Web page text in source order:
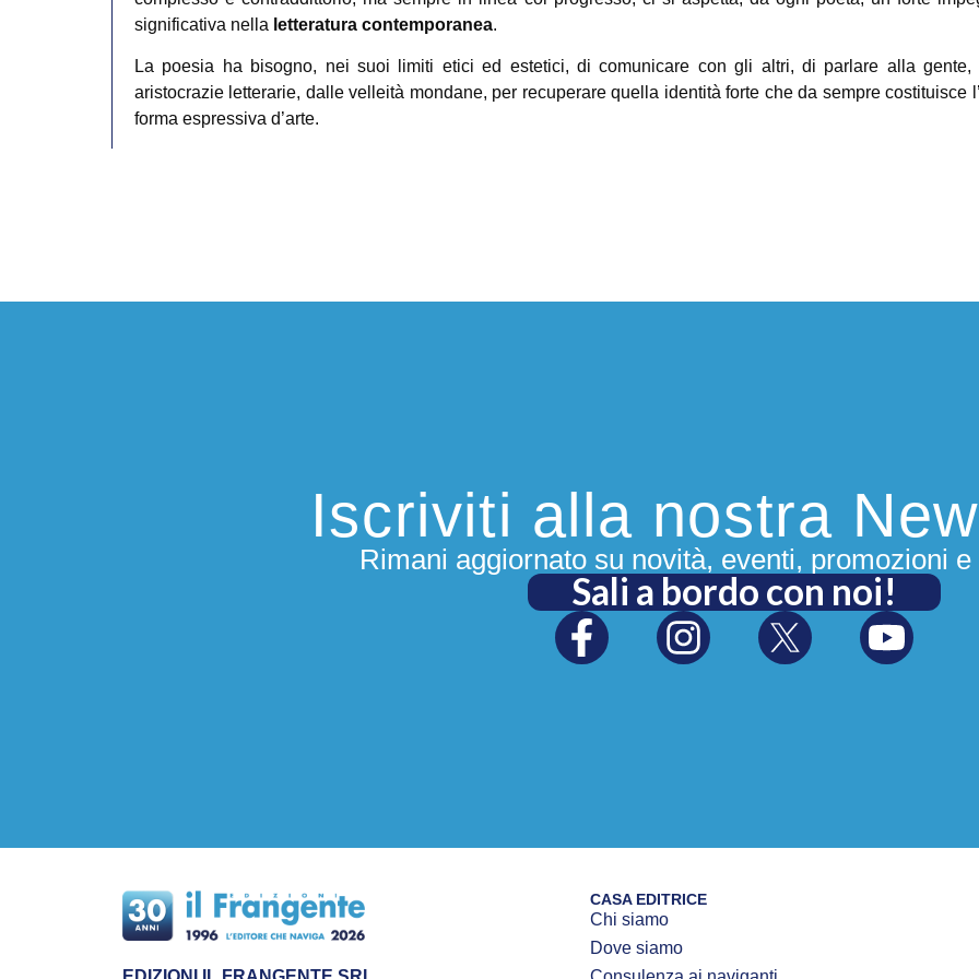
significativa nella letteratura contemporanea.
La poesia ha bisogno, nei suoi limiti etici ed estetici, di comunicare con gli altri, di parlare alla
aristocrazie letterarie, dalle velleità mondane, per recuperare quella identità forte che da sempre
forma espressiva d’arte.
Iscriviti alla nostra
Rimani aggiornato su novità, eventi, promozioni
Sali a bordo con noi!
CASA EDITRICE
Chi siamo
Dove siamo